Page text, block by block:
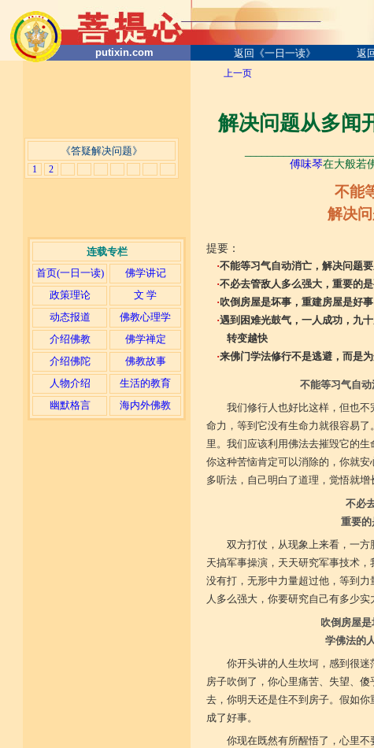
putixin.com 返回《一日一读》 返
《答疑解决问题》
1 2
连载专栏
首页(一日一读)
佛学讲记
政策理论
文 学
动态报道
佛教心理学
介绍佛教
佛学禅定
介绍佛陀
佛教故事
人物介绍
生活的教育
幽默格言
海内外佛教
上一页
解决问题从多闻
傅味琴在大般若
不能
解决
提要：
·不能等习气自动消亡，解决问题
·不必去管敌人多么强大，重要的
·吹倒房屋是坏事，重建房屋是好
·遇到困难光鼓气，一人成功，九
转变越快
·来佛门学法修行不是逃避，而是
不能等习气自
我们修行人也好比这样，但也
命力，等到它没有生命力就很容易
里。我们应该利用佛法去摧毁它的
你这种苦恼肯定可以消除的，你就
多听法，自己明白了道理，觉悟就增
不必
重要的
双方打仗，从现象上来看，一
天搞军事操演，天天研究军事技术
没有打，无形中力量超过他，等到
人多么强大，你要研究自己有多少实
吹倒房屋是
学佛法的
你开头讲的人生坎坷，感到很
房子吹倒了，你心里痛苦、失望、
去，你明天还是住不到房子。假如
成了好事。
你现在既然有所醒悟了，心里